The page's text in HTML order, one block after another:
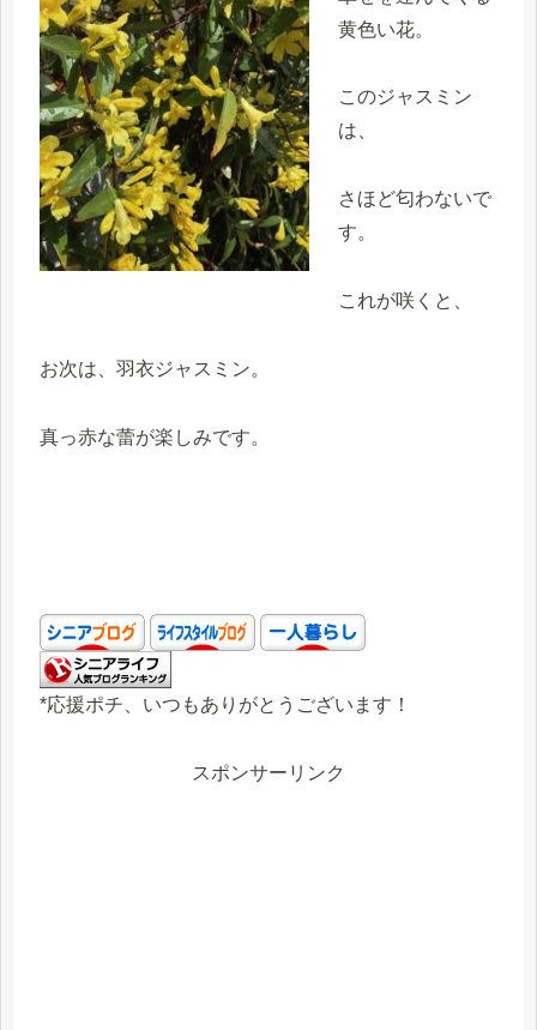
黄色い花。
このジャスミン
は、
さほど匂わないで
す。
これが咲くと、
お次は、羽衣ジャスミン。
真っ赤な蕾が楽しみです。
*応援ポチ、いつもありがとうございます！
スポンサーリンク